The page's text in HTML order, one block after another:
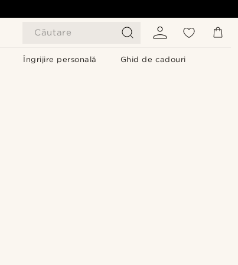
Căutare
Îngrijire personală Ghid de cadouri